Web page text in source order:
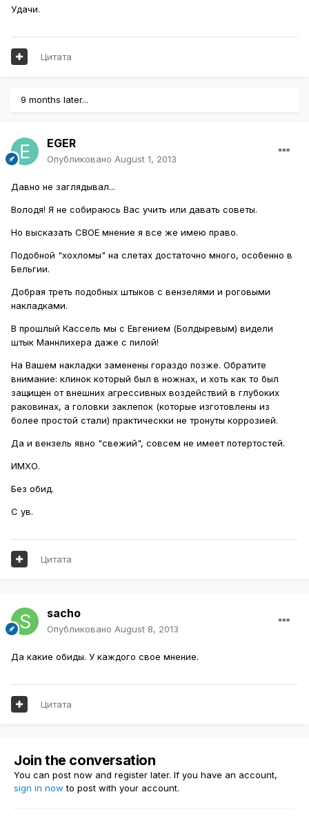
Удачи.
Цитата
9 months later...
EGER
Опубликовано August 1, 2013
Давно не заглядывал...
Володя! Я не собираюсь Вас учить или давать советы.
Но высказать СВОЕ мнение я все же имею право.
Подобной "хохломы" на слетах достаточно много, особенно в
Бельгии.
Добрая треть подобных штыков с вензелями и роговыми
накладками.
В прошлый Кассель мы с Евгением (Болдыревым) видели
штык Маннлихера даже с пилой!
На Вашем накладки заменены гораздо позже. Обратите
внимание: клинок который был в ножнах, и хоть как то был
защищен от внешних агрессивных воздействий в глубоких
раковинах, а головки заклепок (которые изготовлены из
более простой стали) практическки не тронуты коррозией.
Да и вензель явно "свежий", совсем не имеет потертостей.
ИМХО.
Без обид.
С ув.
Цитата
sacho
Опубликовано August 8, 2013
Да какие обиды. У каждого свое мнение.
Цитата
Join the conversation
You can post now and register later. If you have an account,
sign in now to post with your account.